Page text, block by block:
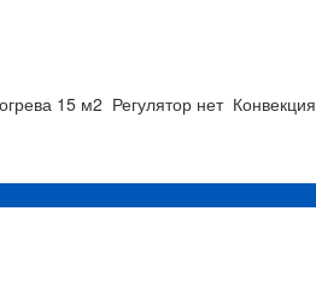
15 м2 Регулятор нет Конвекция